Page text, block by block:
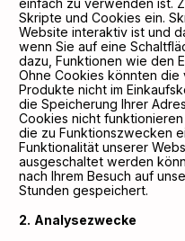
einfach zu verwenden ist.
Skripte und Cookies ein.
Website interaktiv ist und
wenn Sie auf eine
dazu, Funktionen wie den
Ohne Cookies könnten die
Produkte nicht im
die Speicherung Ihrer
Cookies nicht
die zu Funktionszwecken
Funktionalität unserer
ausgeschaltet werden
nach Ihrem Besuch auf
Stunden gespeichert.
Analysezwecke